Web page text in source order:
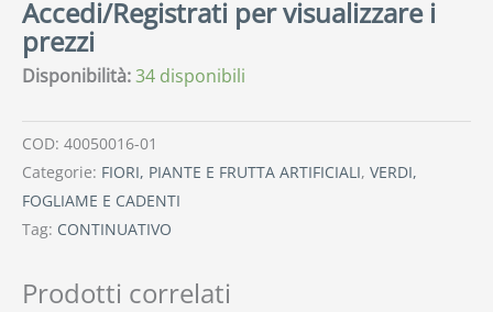
Accedi/Registrati per visualizzare i
prezzi
Disponibilità:34 disponibili
COD: 40050016-01
Categorie: FIORI, PIANTE E FRUTTA ARTIFICIALI, VERDI,
FOGLIAME E CADENTI
Tag: CONTINUATIVO
Prodotti correlati